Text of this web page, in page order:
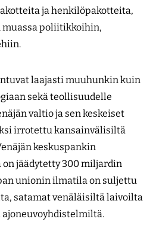
ja henkilöpakotteita,
poliitikkoihin,
laajasti muuhunkin kuin
sekä teollisuudelle
valtio ja sen keskeiset
irrotettu kansainvälisiltä
keskuspankin
jäädytetty 300 miljardin
unionin ilmatila on suljettu
satamat venäläisiltä laivoilta